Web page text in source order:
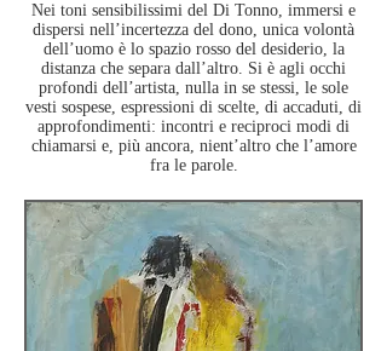
Nei toni sensibilissimi del Di Tonno, immersi e
dispersi nell’incertezza del dono, unica volontà
dell’uomo è lo spazio rosso del desiderio, la
distanza che separa dall’altro. Si è agli occhi
profondi dell’artista, nulla in se stessi, le sole
vesti sospese, espressioni di scelte, di accaduti, di
approfondimenti: incontri e reciproci modi di
chiamarsi e, più ancora, nient’altro che l’amore
fra le parole.